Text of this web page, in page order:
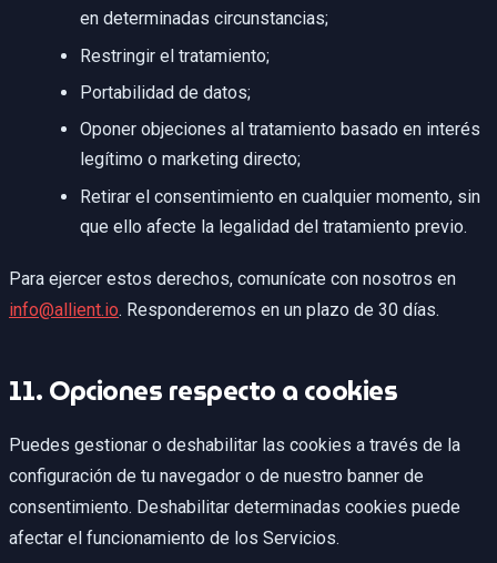
en determinadas circunstancias;
Restringir el tratamiento;
Portabilidad de datos;
Oponer objeciones al tratamiento basado en interés
legítimo o marketing directo;
Retirar el consentimiento en cualquier momento, sin
que ello afecte la legalidad del tratamiento previo.
Para ejercer estos derechos, comunícate con nosotros en
info@allient.io. Responderemos en un plazo de 30 días.
11. Opciones respecto a cookies
Puedes gestionar o deshabilitar las cookies a través de la
configuración de tu navegador o de nuestro banner de
consentimiento. Deshabilitar determinadas cookies puede
afectar el funcionamiento de los Servicios.